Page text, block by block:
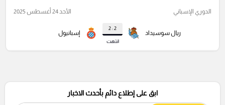
ريال سوسيداد
2 : 2
انتهت
إسبانيول
الدوري الإسباني الأحد 24 أغسطس 2025
ابق على إطلاع دائم بأحدث الاخبار